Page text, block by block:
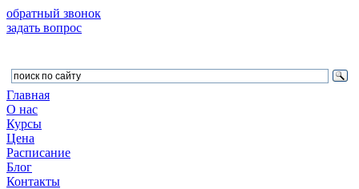
обратный звонок
задать вопрос
Главная
О нас
Курсы
Цена
Расписание
Блог
Контакты